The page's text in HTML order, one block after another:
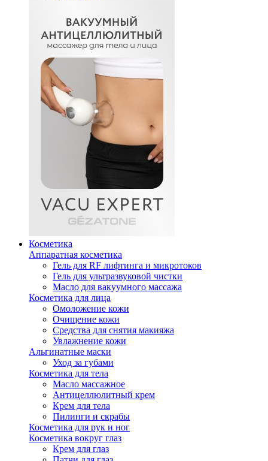
Косметика
Аппаратная косметика
Гель для RF лифтинга и микротоков
Гель для ультразвуковой чистки
Масло для вакуумного массажа
Косметика для лица
Омоложение кожи
Очищение кожи
Средства для снятия макияжа
Увлажнение кожи
Альгинатные маски
Уход за губами
Косметика для тела
Масло массажное
Антицеллюлитный крем
Крем для тела
Пилинги и скрабы
Косметика для рук и ног
Косметика вокруг глаз
Крем для глаз